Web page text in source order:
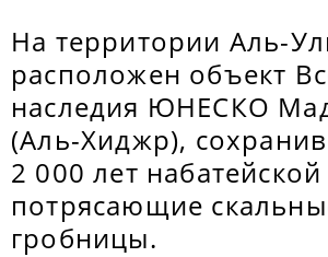
На территории Аль-
расположен объект
наследия ЮНЕСКО
(Аль-Хиджр),
2 000 лет
потрясающие
гробницы.